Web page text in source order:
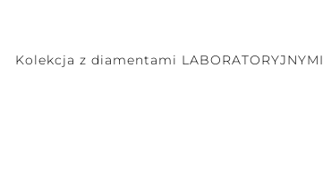
Kolekcja z diamentami LABORATORYJNYMI